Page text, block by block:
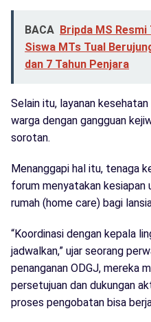
BACA Bripda MS
Siswa MTs Tual
dan 7 Tahun Penjara
Selain itu, layanan
warga dengan gangguan
sorotan.
Menanggapi hal itu, tenaga
forum menyatakan kesiapan
rumah (home care) bagi
“Koordinasi dengan kepala
jadwalkan,” ujar seorang
penanganan ODGJ, mereka
persetujuan dan dukungan
proses pengobatan bisa